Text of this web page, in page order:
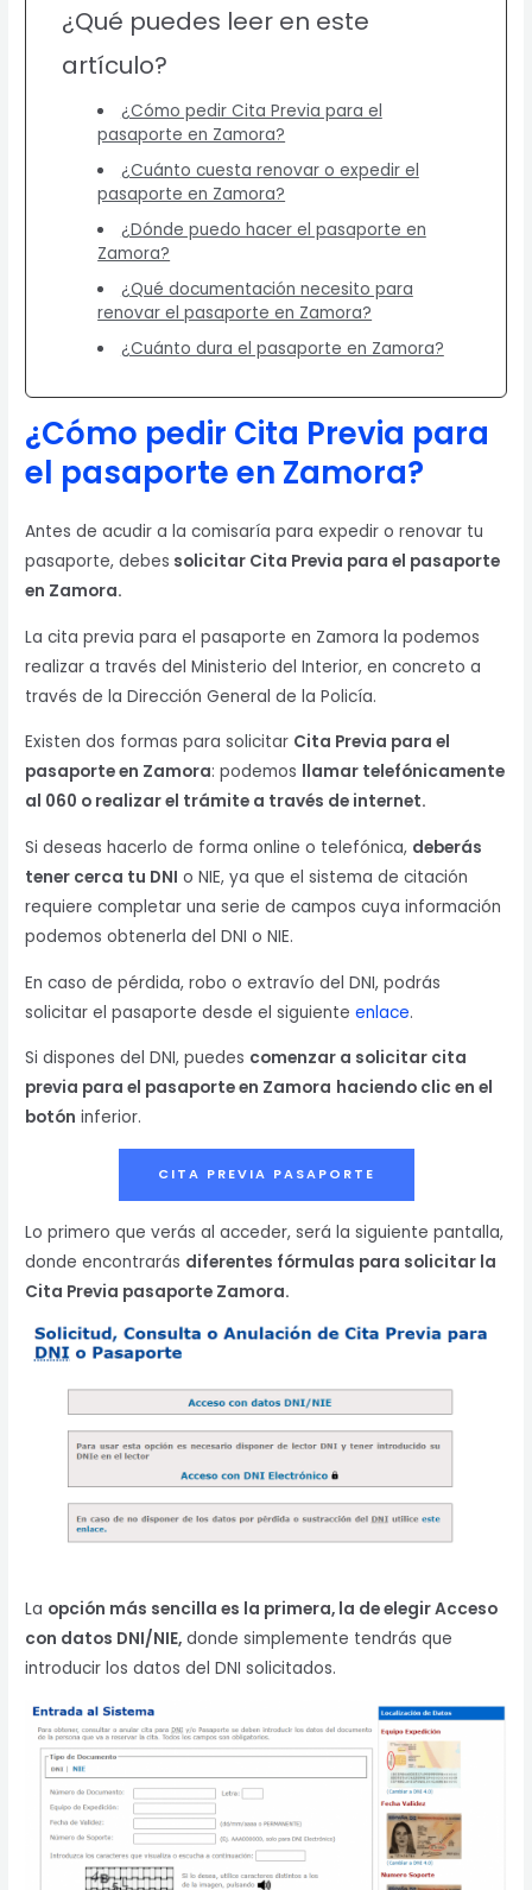
¿Qué puedes leer en este
artículo?
¿Cómo pedir Cita Previa para el
pasaporte en Zamora?
¿Cuánto cuesta renovar o expedir el
pasaporte en Zamora?
¿Dónde puedo hacer el pasaporte en
Zamora?
¿Qué documentación necesito para
renovar el pasaporte en Zamora?
¿Cuánto dura el pasaporte en Zamora?
¿Cómo pedir Cita Previa para
el pasaporte en Zamora?
Antes de acudir a la comisaría para expedir o renovar tu
pasaporte, debes solicitar Cita Previa para el pasaporte
en Zamora.
La cita previa para el pasaporte en Zamora la podemos
realizar a través del Ministerio del Interior, en concreto a
través de la Dirección General de la Policía.
Existen dos formas para solicitar Cita Previa para el
pasaporte en Zamora: podemos llamar telefónicamente
al 060 o realizar el trámite a través de internet.
Si deseas hacerlo de forma online o telefónica, deberás
tener cerca tu DNI o NIE, ya que el sistema de citación
requiere completar una serie de campos cuya información
podemos obtenerla del DNI o NIE.
En caso de pérdida, robo o extravío del DNI, podrás
solicitar el pasaporte desde el siguienteenlace.
Si dispones del DNI, puedes comenzar a solicitar cita
previa para el pasaporte en Zamora haciendo clic en el
botón inferior.
CITA PREVIA PASAPORTE
Lo primero que verás al acceder, será la siguiente pantalla,
donde encontrarás diferentes fórmulas para solicitar la
Cita Previa pasaporte Zamora.
La opción más sencilla es la primera, la de elegir Acceso
con datos DNI/NIE, donde simplemente tendrás que
introducir los datos del DNI solicitados.